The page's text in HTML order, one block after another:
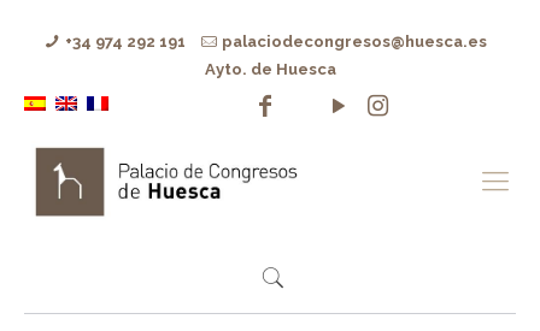
+34 974 292 191
palaciodecongresos@huesca.es
Ayto. de Huesca